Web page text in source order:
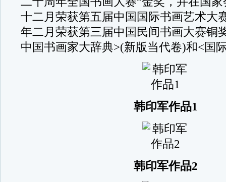
十二月荣获第五届中国国际书画艺术大
年二月荣获第三届中国民间书画大赛铜
中国书画家大辞典>(新版当代卷)和<国
韩印军作品1
韩印军作品2